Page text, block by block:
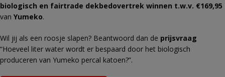
biologisch en fairtrade dekbedovertrek winnen t.w.v. €169,95
van Yumeko.
Wil jij als een roosje slapen? Beantwoord dan de prijsvraag
“Hoeveel liter water wordt er bespaard door het biologisch
produceren van Yumeko percal katoen?”.